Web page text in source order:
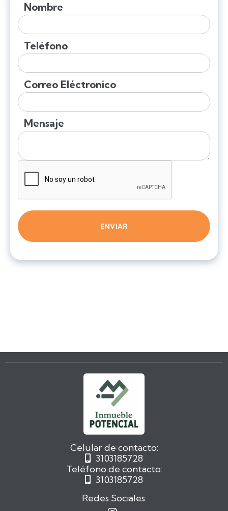
Nombre
Teléfono
Correo Eléctronico
Mensaje
Celular de contacto:

3103185728
Teléfono de contacto:

3103185728
Redes Sociales: